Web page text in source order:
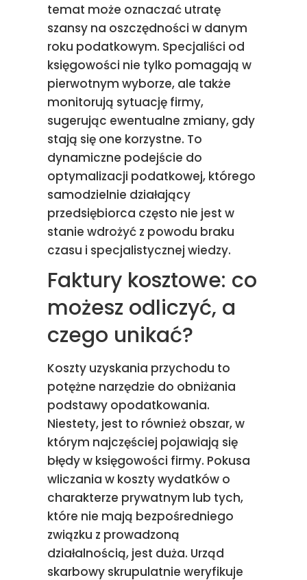
temat może oznaczać utratę
szansy na oszczędności w danym
roku podatkowym. Specjaliści od
księgowości nie tylko pomagają w
pierwotnym wyborze, ale także
monitorują sytuację firmy,
sugerując ewentualne zmiany, gdy
stają się one korzystne. To
dynamiczne podejście do
optymalizacji podatkowej, którego
samodzielnie działający
przedsiębiorca często nie jest w
stanie wdrożyć z powodu braku
czasu i specjalistycznej wiedzy.
Faktury kosztowe: co
możesz odliczyć, a
czego unikać?
Koszty uzyskania przychodu to
potężne narzędzie do obniżania
podstawy opodatkowania.
Niestety, jest to również obszar, w
którym najczęściej pojawiają się
błędy w księgowości firmy. Pokusa
wliczania w koszty wydatków o
charakterze prywatnym lub tych,
które nie mają bezpośredniego
związku z prowadzoną
działalnością, jest duża. Urząd
skarbowy skrupulatnie weryfikuje